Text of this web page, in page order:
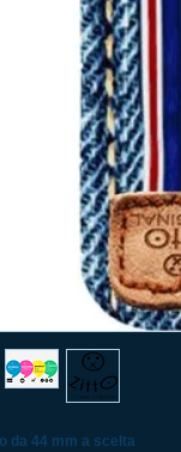
da 44 mm a scelta